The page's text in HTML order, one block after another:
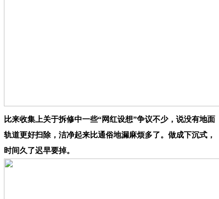
比来收集上关于拆修中一些“网红设想”争议不少，说没有地面
轨道更好扫除，洁净起来比通俗地漏麻烦多了。做成下沉式，
时间久了迟早要掉。